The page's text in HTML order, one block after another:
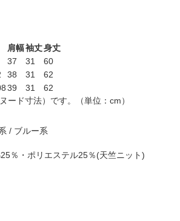
肩幅袖丈身丈
37 31
60
38 31
62
39 31
62
ード寸法）です。（単位：cm）
/ ブルー系
％・ポリエステル25％(天竺ニット)